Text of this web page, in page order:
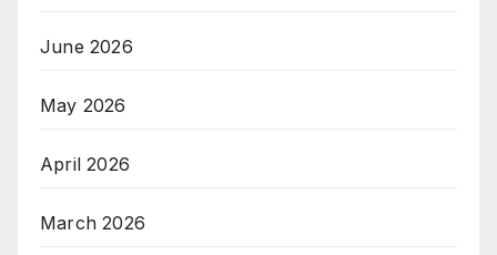
June 2026
May 2026
April 2026
March 2026